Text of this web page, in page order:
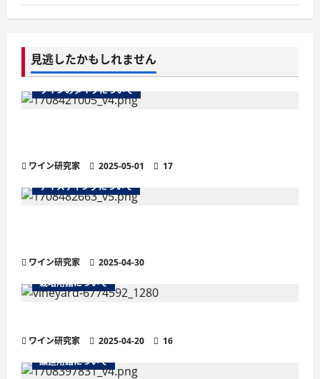
見逃したかもしれません
ワインのタイプについて
ワイン研究家 2025-05-01
17
テイスティングについて
ワイン研究家
2025-04-30
栽培用語について
ワイン研究家 2025-04-20
16
醸造用語について